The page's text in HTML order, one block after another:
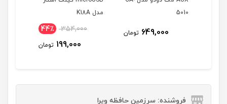
5010
649,000 تومان
مدل K18A
354,000 44٪
199,000 تومان
فروشنده: سرزمین حافظه ویرا